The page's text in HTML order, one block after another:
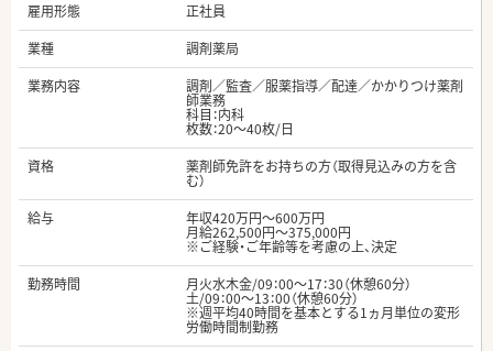
雇用形態
正社員
業種
調剤薬局
業務内容
調剤／監査／服薬指導／配達／かかりつけ薬剤
師業務
科目：内科
枚数：20～40枚/日
資格
薬剤師免許をお持ちの方（取得見込みの方を含
む）
給与
年収420万円～600万円
月給262,500円～375,000円
※ご経験・ご年齢等を考慮の上、決定
勤務時間
月火水木金/09：00～17：30（休憩60分）
土/09：00～13：00（休憩60分）
※週平均40時間を基本とする1ヵ月単位の変形
労働時間制勤務